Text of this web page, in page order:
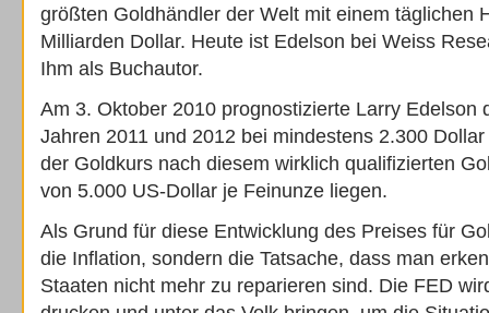
größten Goldhändler der Welt mit einem täglichen
Milliarden Dollar. Heute ist Edelson bei Weiss
Ihm als Buchautor.
Am 3. Oktober 2010 prognostizierte Larry Edelson
Jahren 2011 und 2012 bei mindestens 2.300
der Goldkurs nach diesem wirklich qualifizierten
von 5.000 US-Dollar je Feinunze liegen.
Als Grund für diese Entwicklung des Preises für
die Inflation, sondern die Tatsache, dass man
Staaten nicht mehr zu reparieren sind. Die FED